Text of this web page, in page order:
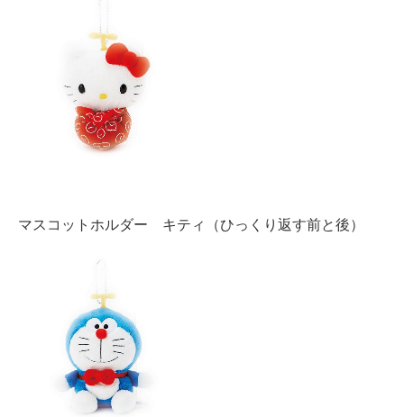
マスコットホルダー キティ（ひっくり返す前と後）